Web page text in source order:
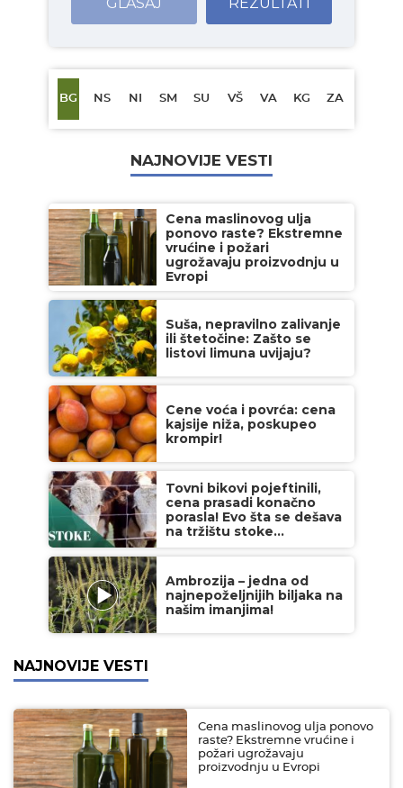
GLASAJ REZULTATI
BG NS NI SM SU VŠ VA KG ZA
NAJNOVIJE VESTI
Cena maslinovog ulja
ponovo raste? Ekstremne
vrućine i požari
ugrožavaju proizvodnju u
Evropi
Suša, nepravilno zalivanje
ili štetočine: Zašto se
listovi limuna uvijaju?
Cene voća i povrća: cena
kajsije niža, poskupeo
krompir!
Tovni bikovi pojeftinili,
cena prasadi konačno
porasla! Evo šta se dešava
na tržištu stoke...
Ambrozija – jedna od
najnepoželjnijih biljaka na
našim imanjima!
NAJNOVIJE VESTI
Cena maslinovog ulja ponovo
raste? Ekstremne vrućine i
požari ugrožavaju
proizvodnju u Evropi